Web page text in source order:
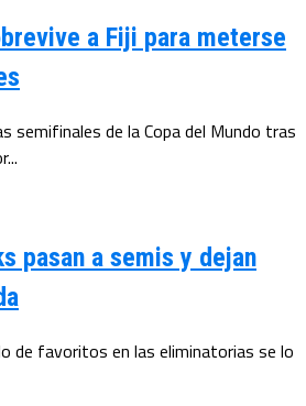
a Fiji para meterse
semifinales de la Copa del Mundo tras
pasan a semis y dejan
de favoritos en las eliminatorias se lo